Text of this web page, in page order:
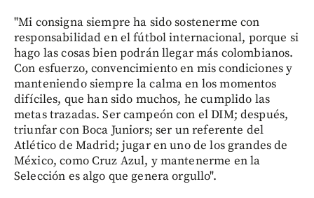
"Mi consigna siempre ha sido sostenerme con
responsabilidad en el fútbol internacional, porque si
hago las cosas bien podrán llegar más colombianos.
Con esfuerzo, convencimiento en mis condiciones y
manteniendo siempre la calma en los momentos
difíciles, que han sido muchos, he cumplido las
metas trazadas. Ser campeón con el DIM; después,
triunfar con Boca Juniors; ser un referente del
Atlético de Madrid; jugar en uno de los grandes de
México, como Cruz Azul, y mantenerme en la
Selección es algo que genera orgullo".